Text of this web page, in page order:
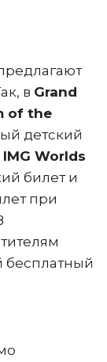
в Grand
of the
детский
IMG Worlds
билет и
при
бесплатный